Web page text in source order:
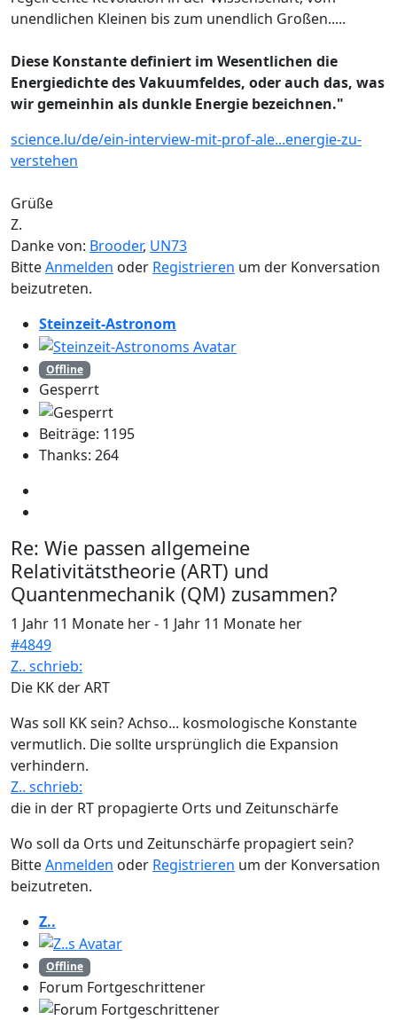
unendlichen Kleinen bis zum unendlich Großen.....
Diese Konstante definiert im Wesentlichen die
Energiedichte des Vakuumfeldes, oder auch das, was
wir gemeinhin als dunkle Energie bezeichnen."
science.lu/de/ein-interview-mit-prof-ale...energie-zu-
verstehen
Grüße
Z.
Danke von: Brooder, UN73
BitteAnmelden oder Registrieren um der Konversation
beizutreten.
Steinzeit-Astronom
Offline
Gesperrt
Beiträge: 1195
Thanks: 264
Re: Wie passen allgemeine
Relativitätstheorie (ART) und
Quantenmechanik (QM) zusammen?
1 Jahr 11 Monate her- 1 Jahr 11 Monate her
#4849
Z.. schrieb:
Die KK der ART
Was soll KK sein? Achso... kosmologische Konstante
vermutlich. Die sollte ursprünglich die Expansion
verhindern.
Z.. schrieb:
die in der RT propagierte Orts und Zeitunschärfe
Wo soll da Orts und Zeitunschärfe propagiert sein?
BitteAnmelden oder Registrieren um der Konversation
beizutreten.
Z..
Offline
Forum Fortgeschrittener